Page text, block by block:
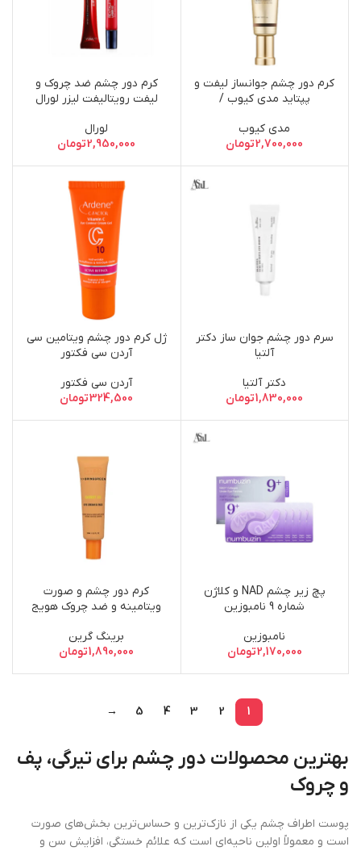
کرم دور چشم جوانساز لیفت و
پپتاید مدی کیوب /
Peptide Eye Cream 30ml
مدی کیوب
2,700,000تومان
کرم دور چشم ضد چروک و
لیفت رویتالیفت لیزر لورال
لورال
2,950,000تومان
سرم دور چشم جوان ساز دکتر
آلتیا
دکتر آلتیا
1,830,000تومان
ژل کرم دور چشم ویتامین سی
آردن سی فکتور
آردن سی فکتور
324,500تومان
پچ زیر چشم NAD و کلاژن
شماره 9 نامبوزین
نامبوزین
2,170,000تومان
کرم دور چشم و صورت
ویتامینه و ضد چروک هویج
BRING GREEN – Carrot Vita
Eye Cream & Face Duo Set
برینگ گرین
1,890,000تومان
1
2
3
4
5
→
بهترین محصولات دور چشم برای تیرگی، پف
و چروک
پوست اطراف چشم یکی از نازک‌ترین و حساس‌ترین بخش‌های صورت
است و معمولاً اولین ناحیه‌ای است که علائم خستگی، افزایش سن و